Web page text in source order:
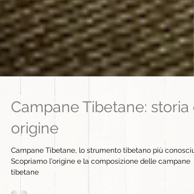
Campane Tibetane: storia e
origine
Campane Tibetane, lo strumento tibetano più
Scopriamo l'origine e la composizione delle campane
tibetane